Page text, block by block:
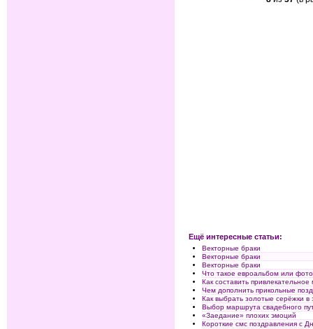
Ещё интересные статьи:
Векторные браки
Векторные браки
Векторные браки
Что такое евроальбом или
Как составить
Чем дополнить прикольные
Как выбрать золотые серёжки
Выбор маршрута свадебного
«Заедание» плохих эмоций
Короткие смс поздравления с